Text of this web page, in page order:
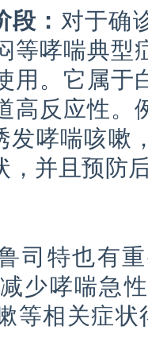
： 对于确
等哮喘典型
用。它属于
高反应性。
发哮喘咳嗽
，并且预防
司特也有
少哮喘急
等相关症